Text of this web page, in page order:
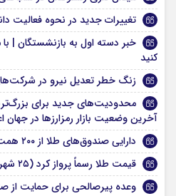
تغییرات جدید در نحوه فعالیت دانشگاه‌ها
خبر دسته اول به بازنشستگان |
کنید
زنگ خطر تعدیل نیرو در
محدودیت‌های جدید برای
آخرین وضعیت بازار رمزارزها در جهان
دارایی صندوق‌های طلا از ۲۰۰ همت عبور کرد
قیمت طلا رسماً پرواز کرد (۲۵ شهریور ۱۴۰۴)
وعده پیرصالحی برای حمایت از